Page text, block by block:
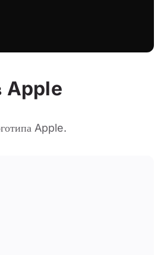
Apple
Apple.